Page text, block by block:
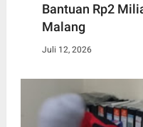
Bantuan Rp2
Malang
Juli 12, 2026